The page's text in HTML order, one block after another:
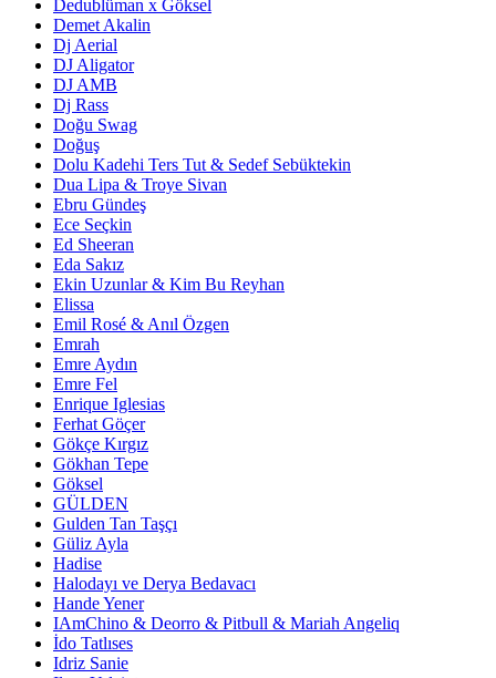
Dedublüman x Göksel
Demet Akalin
Dj Aerial
DJ Aligator
DJ AMB
Dj Rass
Doğu Swag
Doğuş
Dolu Kadehi Ters Tut & Sedef Sebüktekin
Dua Lipa & Troye Sivan
Ebru Gündeş
Ece Seçkin
Ed Sheeran
Eda Sakız
Ekin Uzunlar & Kim Bu Reyhan
Elissa
Emil Rosé & Anıl Özgen
Emrah
Emre Aydın
Emre Fel
Enrique Iglesias
Ferhat Göçer
Gökçe Kırgız
Gökhan Tepe
Göksel
GÜLDEN
Gulden Tan Taşçı
Güliz Ayla
Hadise
Halodayı ve Derya Bedavacı
Hande Yener
IAmChino & Deorro & Pitbull & Mariah Angeliq
İdo Tatlıses
Idriz Sanie